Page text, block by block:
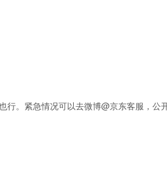
。紧急情况可以去微博@京东客服，公